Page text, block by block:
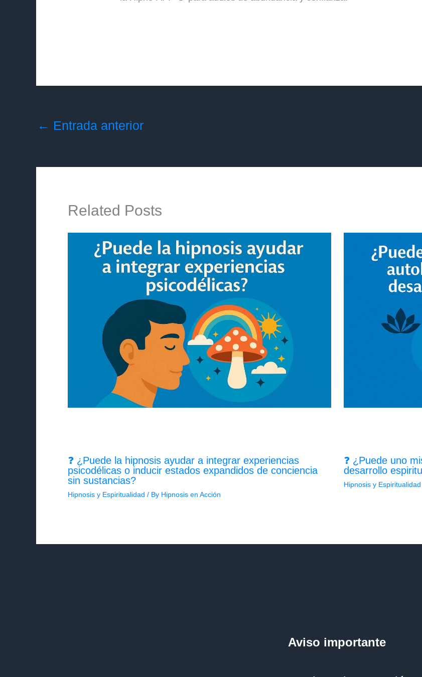
← Entrada anterior
Related Posts
❓ ¿Puede la hipnosis ayudar a integrar experiencias
psicodélicas o inducir estados expandidos de conciencia
sin sustancias?
Hipnosis y Espiritualidad / By Hipnosis en Acción
❓ ¿Puede uno
desarrollo
Hipnosis y Espiritualidad
Aviso importante